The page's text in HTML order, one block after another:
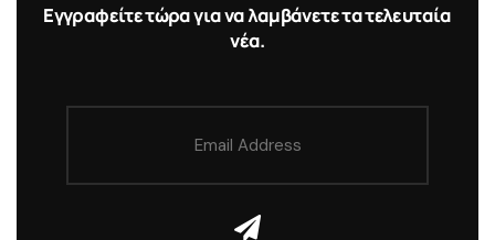
Εγγραφείτε τώρα για να λαμβάνετε τα τελευταία
νέα.